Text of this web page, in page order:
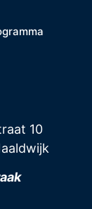
10